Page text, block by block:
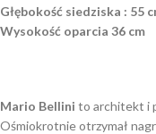
Głębokość siedziska : 55
Wysokość oparcia 36 cm
Mario Bellini to architekt i
Ośmiokrotnie otrzymał